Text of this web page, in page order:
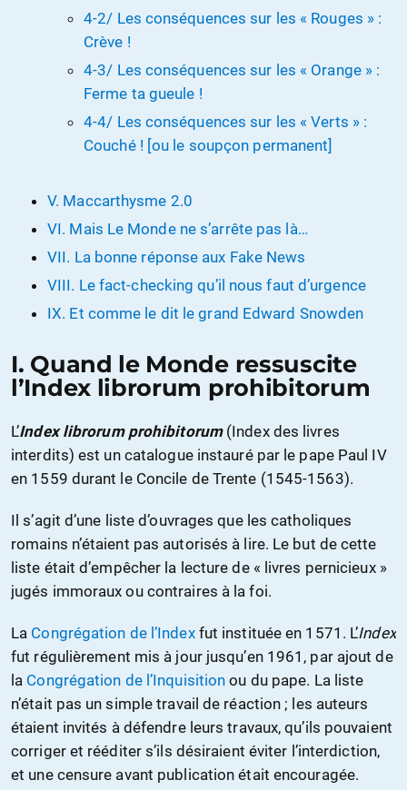
4-2/ Les conséquences sur les « Rouges » :
Crève !
4-3/ Les conséquences sur les « Orange » :
Ferme ta gueule !
4-4/ Les conséquences sur les « Verts » :
Couché ! [ou le soupçon permanent]
V. Maccarthysme 2.0
VI. Mais Le Monde ne s’arrête pas là…
VII. La bonne réponse aux Fake News
VIII. Le fact-checking qu’il nous faut d’urgence
IX. Et comme le dit le grand Edward Snowden
I. Quand le Monde ressuscite
l’Index librorum prohibitorum
L’Index librorum prohibitorum (Index des livres
interdits) est un catalogue instauré par le pape Paul IV
en 1559 durant le Concile de Trente (1545-1563).
Il s’agit d’une liste d’ouvrages que les catholiques
romains n’étaient pas autorisés à lire. Le but de cette
liste était d’empêcher la lecture de « livres pernicieux »
jugés immoraux ou contraires à la foi.
La Congrégation de l’Indexfut instituée en 1571. L’Index
fut régulièrement mis à jour jusqu’en 1961, par ajout de
la Congrégation de l’Inquisition ou du pape. La liste
n’était pas un simple travail de réaction ; les auteurs
étaient invités à défendre leurs travaux, qu’ils pouvaient
corriger et rééditer s’ils désiraient éviter l’interdiction,
et une censure avant publication était encouragée.